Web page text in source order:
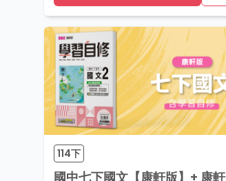
114下
國中七下國文【康軒版】+ 康軒